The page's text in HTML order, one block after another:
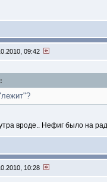
09:42
вроде.. Нефиг было на
10:28